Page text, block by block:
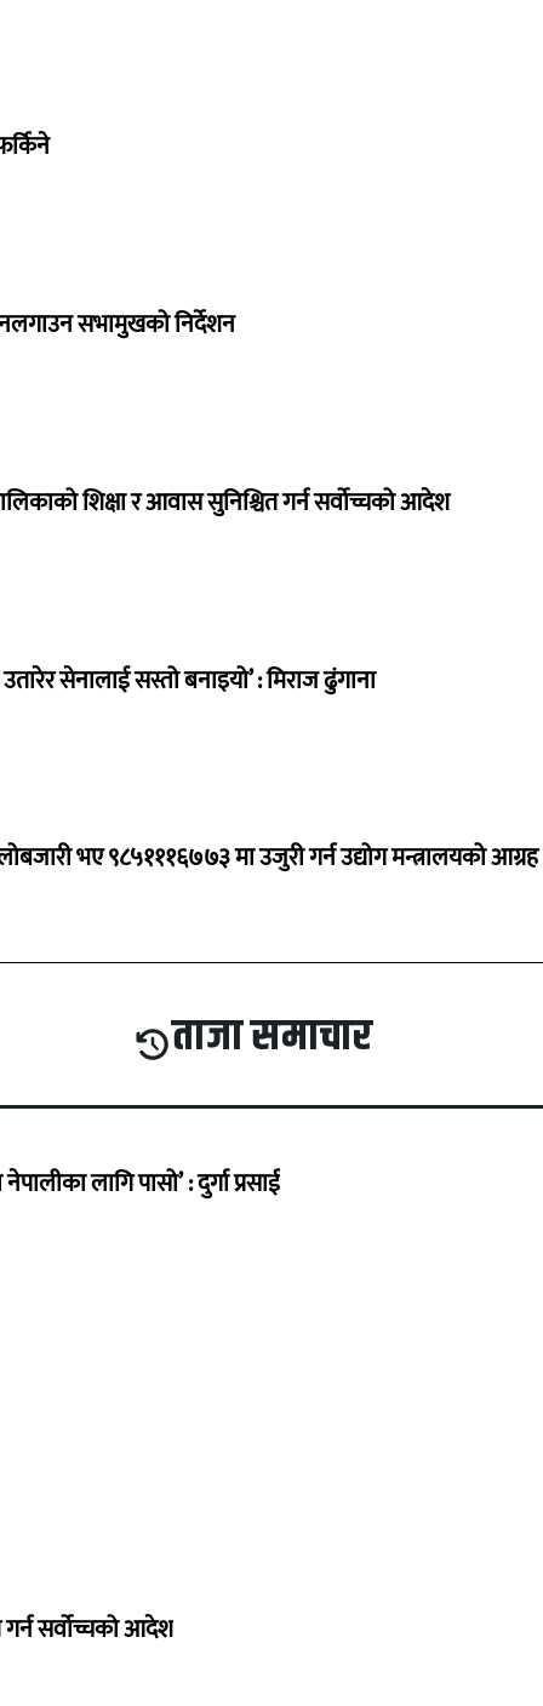
सभामुखको निर्देशन
शिक्षा र आवास सुनिश्चित गर्न सर्वोच्चको आदेश
उतारेर सेनालाई सस्तो बनाइयो’ : मिराज ढुंगाना
भए ९८५१११६७७३ मा उजुरी गर्न उद्योग मन्त्रालयको आग्रह
ताजा समाचार
लागि पासो’ : दुर्गा प्रसाई
गर्न सर्वोच्चको आदेश